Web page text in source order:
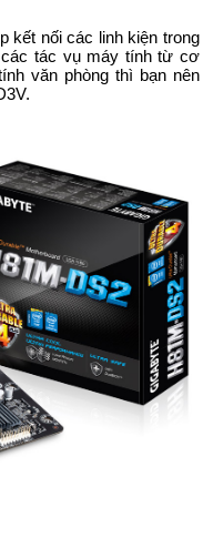
kết nối các linh kiện trong
tác vụ máy tính từ cơ
văn phòng thì bạn nên